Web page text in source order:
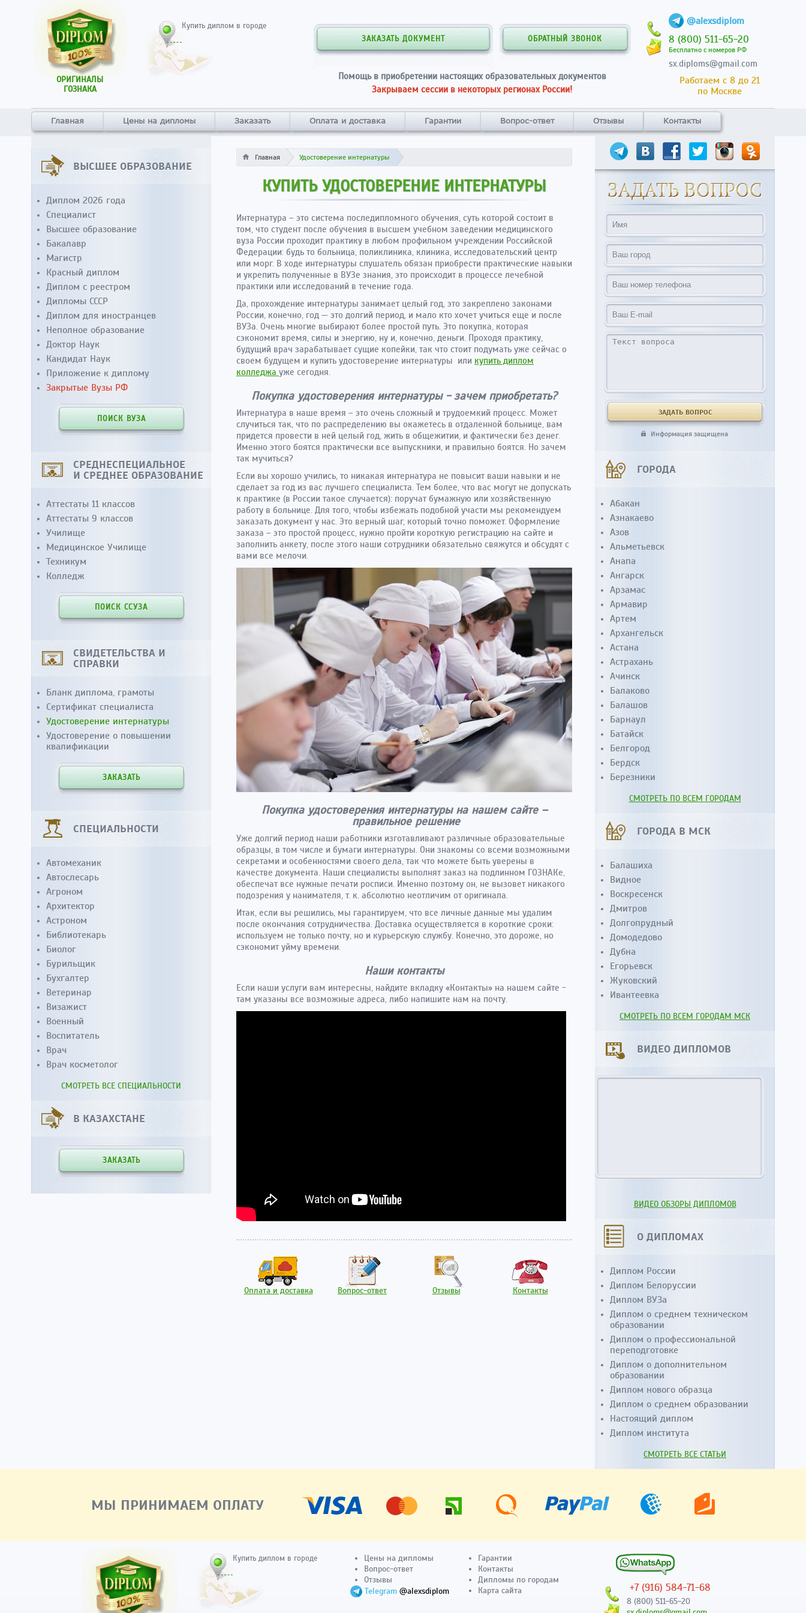
ОРИГИНАЛЫ
ГОЗНАКА
Купить диплом в городе @alexsdiplom
8 (800) 511-65-20
Бесплатно с номеров РФ
sx.diploms@gmail.com
Работаем с 8 до 21
по Москве
ЗАКАЗАТЬ ДОКУМЕНТ ОБРАТНЫЙ ЗВОНОК
Помощь в приобретении настоящих образовательных документов
Закрываем сессии в некоторых регионах России!
Главная Цены на дипломы Заказать Оплата и доставка Гарантии Вопрос-ответ Отзывы Контакты
Главная Удостоверение интернатуры
КУПИТЬ УДОСТОВЕРЕНИЕ ИНТЕРНАТУРЫ
Интернатура – это система последипломного обучения, суть которой состоит в
том, что студент после обучения в высшем учебном заведении медицинского
вуза России проходит практику в любом профильном учреждении Российской
Федерации: будь то больница, поликлиника, клиника, исследовательский центр
или морг. В ходе интернатуры слушатель обязан приобрести практические навыки
и укрепить полученные в ВУЗе знания, это происходит в процессе лечебной
практики или исследований в течение года.
Да, прохождение интернатуры занимает целый год, это закреплено законами
России, конечно, год — это долгий период, и мало кто хочет учиться еще и после
ВУЗа. Очень многие выбирают более простой путь. Это покупка, которая
сэкономит время, силы и энергию, ну и, конечно, деньги. Проходя практику,
будущий врач зарабатывает сущие копейки, так что стоит подумать уже сейчас о
своем будущем и купить удостоверение интернатуры или купить диплом
колледжа уже сегодня.
Покупка удостоверения интернатуры - зачем приобретать?
Интернатура в наше время – это очень сложный и трудоемкий процесс. Может
случиться так, что по распределению вы окажетесь в отдаленной больнице, вам
придется провести в ней целый год, жить в общежитии, и фактически без денег.
Именно этого боятся практически все выпускники, и правильно боятся. Но зачем
так мучиться?
Если вы хорошо учились, то никакая интернатура не повысит ваши навыки и не
сделает за год из вас лучшего специалиста. Тем более, что вас могут не допускать
к практике (в России такое случается): поручат бумажную или хозяйственную
работу в больнице. Для того, чтобы избежать подобной участи мы рекомендуем
заказать документ у нас. Это верный шаг, который точно поможет. Оформление
заказа – это простой процесс, нужно пройти короткую регистрацию на сайте и
заполнить анкету, после этого наши сотрудники обязательно свяжутся и обсудят с
вами все мелочи.
Покупка удостоверения интернатуры на нашем сайте –
правильное решение
Уже долгий период наши работники изготавливают различные образовательные
образцы, в том числе и бумаги интернатуры. Они знакомы со всеми возможными
секретами и особенностями своего дела, так что можете быть уверены в
качестве документа. Наши специалисты выполнят заказ на подлинном ГОЗНАКе,
обеспечат все нужные печати росписи. Именно поэтому он, не вызовет никакого
подозрения у нанимателя, т. к. абсолютно неотличим от оригинала.
Итак, если вы решились, мы гарантируем, что все личные данные мы удалим
после окончания сотрудничества. Доставка осуществляется в короткие сроки:
используем не только почту, но и курьерскую службу. Конечно, это дороже, но
сэкономит уйму времени.
Наши контакты
Если наши услуги вам интересны, найдите вкладку «Контакты» на нашем сайте -
там указаны все возможные адреса, либо напишите нам на почту.
Оплата и доставка Вопрос-ответ Отзывы Контакты
ВЫСШЕЕ ОБРАЗОВАНИЕ
Диплом 2026 года
Специалист
Высшее образование
Бакалавр
Магистр
Красный диплом
Диплом с реестром
Дипломы СССР
Диплом для иностранцев
Неполное образование
Доктор Наук
Кандидат Наук
Приложение к диплому
Закрытые Вузы РФ
ПОИСК ВУЗА
СРЕДНЕСПЕЦИАЛЬНОЕ
И СРЕДНЕЕ ОБРАЗОВАНИЕ
Аттестаты 11 классов
Аттестаты 9 классов
Училище
Медицинское Училище
Техникум
Колледж
ПОИСК ССУЗА
СВИДЕТЕЛЬСТВА И
СПРАВКИ
Бланк диплома, грамоты
Сертификат специалиста
Удостоверение интернатуры
Удостоверение о повышении
квалификации
ЗАКАЗАТЬ
СПЕЦИАЛЬНОСТИ
Автомеханик
Автослесарь
Агроном
Архитектор
Астроном
Библиотекарь
Биолог
Бурильщик
Бухгалтер
Ветеринар
Визажист
Военный
Воспитатель
Врач
Врач косметолог
СМОТРЕТЬ ВСЕ СПЕЦИАЛЬНОСТИ
В КАЗАХСТАНЕ
ЗАКАЗАТЬ
Информация защищена
ГОРОДА
Абакан
Азнакаево
Азов
Альметьевск
Анапа
Ангарск
Арзамас
Армавир
Артем
Архангельск
Астана
Астрахань
Ачинск
Балаково
Балашов
Барнаул
Батайск
Белгород
Бердск
Березники
СМОТРЕТЬ ПО ВСЕМ ГОРОДАМ
ГОРОДА В МСК
Балашиха
Видное
Воскресенск
Дмитров
Долгопрудный
Домодедово
Дубна
Егорьевск
Жуковский
Ивантеевка
СМОТРЕТЬ ПО ВСЕМ ГОРОДАМ МСК
ВИДЕО ДИПЛОМОВ
ВИДЕО ОБЗОРЫ ДИПЛОМОВ
О ДИПЛОМАХ
Диплом России
Диплом Белоруссии
Диплом ВУЗа
Диплом о среднем техническом
образовании
Диплом о профессиональной
переподготовке
Диплом о дополнительном
образовании
Диплом нового образца
Диплом о среднем образовании
Настоящий диплом
Диплом института
СМОТРЕТЬ ВСЕ СТАТЬИ
МЫ ПРИНИМАЕМ ОПЛАТУ
Купить диплом в городе
Цены на дипломы
Вопрос-ответ
Отзывы
Telegram @alexsdiplom
Гарантии
Контакты
Дипломы по городам
Карта сайта
+7 (916) 584-71-68
8 (800) 511-65-20
sx.diploms@gmail.com